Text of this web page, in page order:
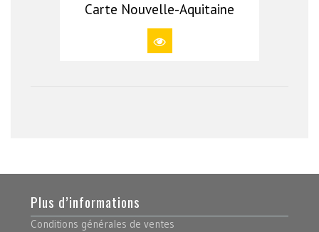
Carte Nouvelle-Aquitaine
Plus d’informations
Conditions générales de ventes